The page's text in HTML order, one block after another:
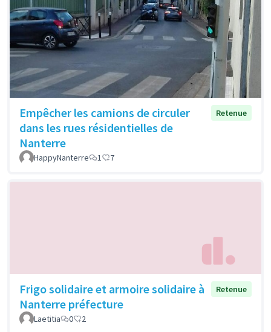
Empêcher les camions de circuler
dans les rues résidentielles de
Nanterre
Retenue
HappyNanterre 1 7
Frigo solidaire et armoire solidaire à
Nanterre préfecture
Retenue
Laetitia 0 2